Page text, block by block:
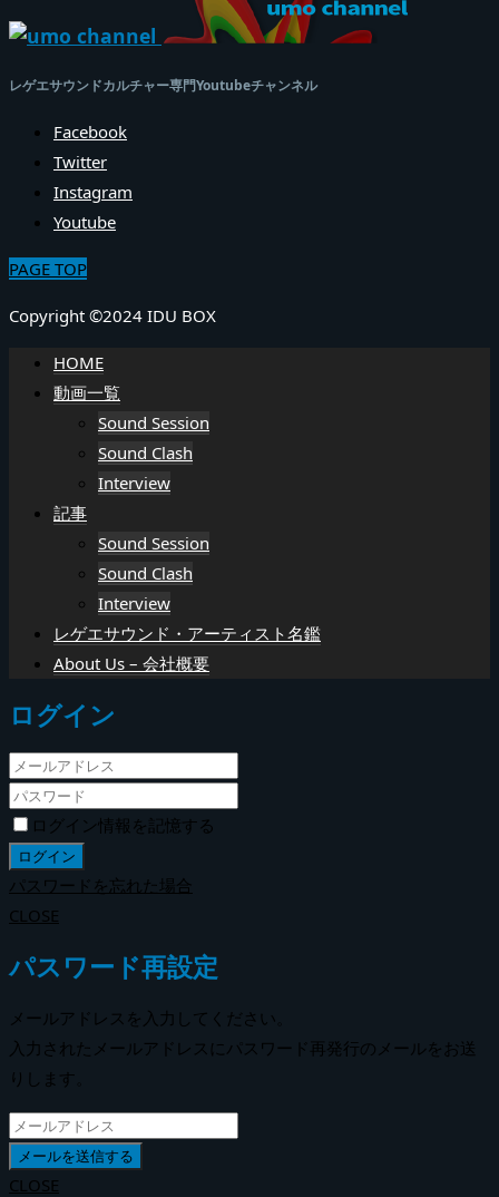
レゲエサウンドカルチャー専門Youtubeチャンネル
Facebook
Twitter
Instagram
Youtube
PAGE TOP
Copyright ©2024 IDU BOX
HOME
動画一覧
Sound Session
Sound Clash
Interview
記事
Sound Session
Sound Clash
Interview
レゲエサウンド・アーティスト名鑑
About Us – 会社概要
ログイン
ログイン情報を記憶する
パスワードを忘れた場合
CLOSE
パスワード再設定
メールアドレスを入力してください。
入力されたメールアドレスにパスワード再発行のメールをお送
りします。
CLOSE